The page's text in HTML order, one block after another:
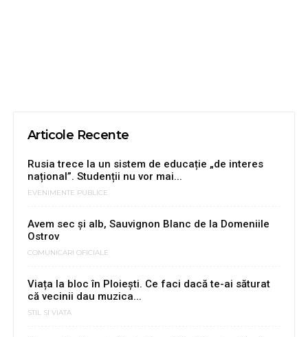
Articole Recente
Rusia trece la un sistem de educație „de interes
național”. Studenții nu vor mai...
EVENIMENTE PUBLICE
Avem sec şi alb, Sauvignon Blanc de la Domeniile
Ostrov
COMUNICARI OFICIALE
Viața la bloc în Ploiești. Ce faci dacă te-ai săturat
că vecinii dau muzica...
STIL SI VIATA